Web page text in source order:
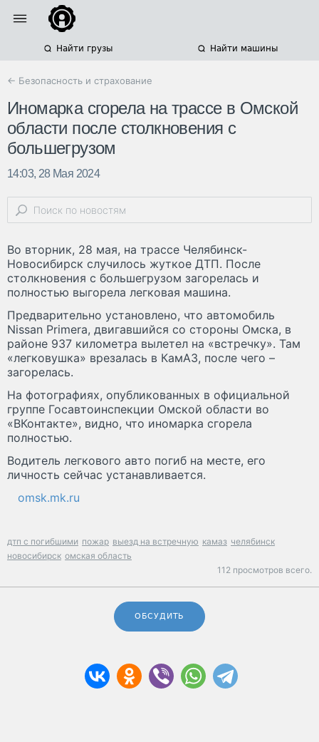
Найти грузы Найти машины
← Безопасность и страхование
Иномарка сгорела на трассе в Омской
области после столкновения с
большегрузом
14:03, 28 Мая 2024
Во вторник, 28 мая, на трассе Челябинск-
Новосибирск случилось жуткое ДТП. После
столкновения с большегрузом загорелась и
полностью выгорела легковая машина.
Предварительно установлено, что автомобиль
Nissan Primera, двигавшийся со стороны Омска, в
районе 937 километра вылетел на «встречку». Там
«легковушка» врезалась в КамАЗ, после чего –
загорелась.
На фотографиях, опубликованных в официальной
группе Госавтоинспекции Омской области во
«ВКонтакте», видно, что иномарка сгорела
полностью.
Водитель легкового авто погиб на месте, его
личность сейчас устанавливается.
omsk.mk.ru
дтп с погибшими пожар выезд на встречную камаз челябинск
новосибирск омская область
112 просмотров всего.
ОБСУДИТЬ